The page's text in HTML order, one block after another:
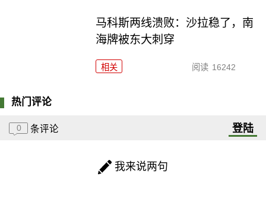
马科斯两线溃败：沙拉稳了，南
海牌被东大刺穿
相关 阅读 16242
热门评论
0 条评论 登陆
我来说两句